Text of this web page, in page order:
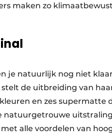
maken zo
je natuurlijk nog niet
de uitbreiding van
en zes supermatte
natuurgetrouwe
alle voordelen van